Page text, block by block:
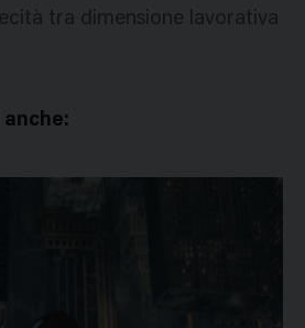
tra dimensione lavorativa